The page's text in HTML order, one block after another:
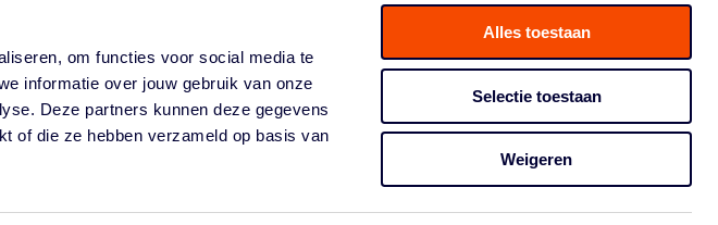
om functies voor social media te
informatie over jouw gebruik van onze
Deze partners kunnen deze gegevens
of die ze hebben verzameld op basis van
Alles toestaan
Selectie toestaan
Weigeren